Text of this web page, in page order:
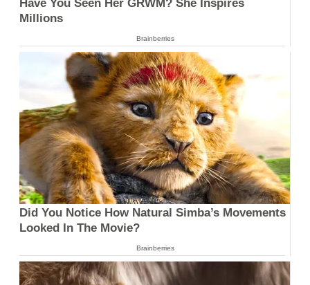
Have You Seen Her GRWM? She Inspires
Millions
Brainberries
Did You Notice How Natural Simba’s Movements
Looked In The Movie?
Brainberries